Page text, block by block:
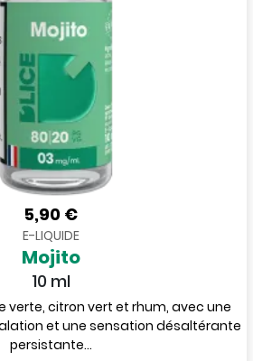
5,90 €
E-LIQUIDE
Mojito
10 ml
verte, citron vert et rhum, avec une
et une sensation désaltérante
persistante...